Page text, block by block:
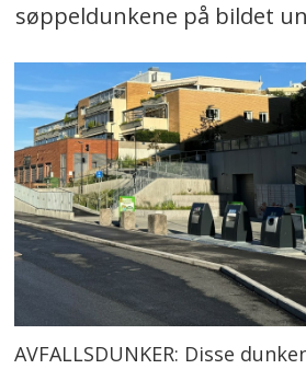
søppeldunkene på bildet
AVFALLSDUNKER: Disse